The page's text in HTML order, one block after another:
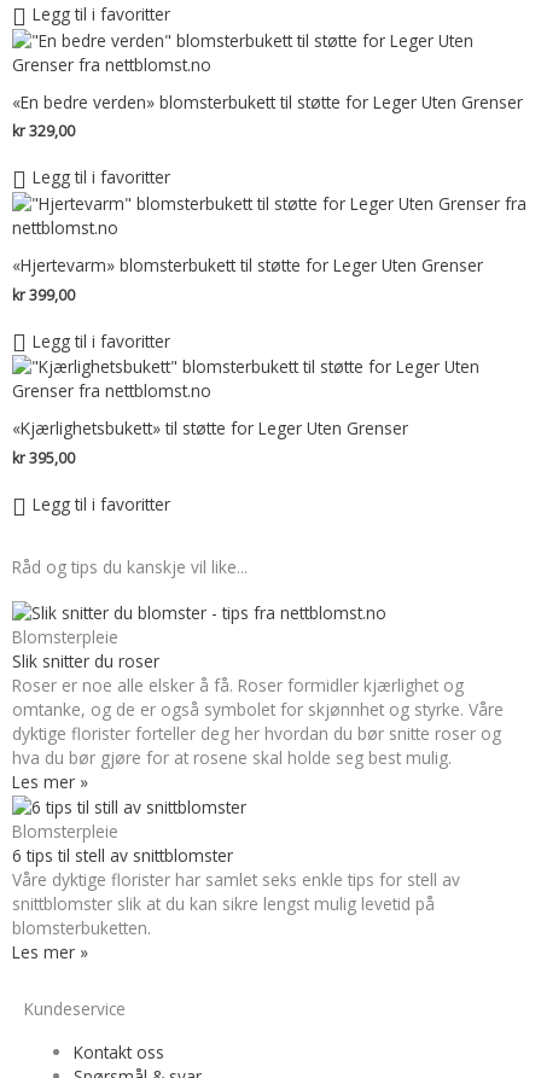
Legg til i favoritter
«En bedre verden» blomsterbukett til støtte for Leger Uten Grenser
kr329,00
Legg til i favoritter
«Hjertevarm» blomsterbukett til støtte for Leger Uten Grenser
kr399,00
Legg til i favoritter
«Kjærlighetsbukett» til støtte for Leger Uten Grenser
kr395,00
Legg til i favoritter
Råd og tips du kanskje vil like...
Blomsterpleie
Slik snitter du roser
Roser er noe alle elsker å få. Roser formidler kjærlighet og
omtanke, og de er også symbolet for skjønnhet og styrke. Våre
dyktige florister forteller deg her hvordan du bør snitte roser og
hva du bør gjøre for at rosene skal holde seg best mulig.
Les mer »
Blomsterpleie
6 tips til stell av snittblomster
Våre dyktige florister har samlet seks enkle tips for stell av
snittblomster slik at du kan sikre lengst mulig levetid på
blomsterbuketten.
Les mer »
Kundeservice
Kontakt oss